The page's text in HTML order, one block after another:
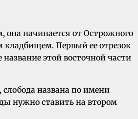
она начинается от Острожного
кладбищем. Первый ее отрезок
этой восточной части
названа по имени
нужно ставить на втором